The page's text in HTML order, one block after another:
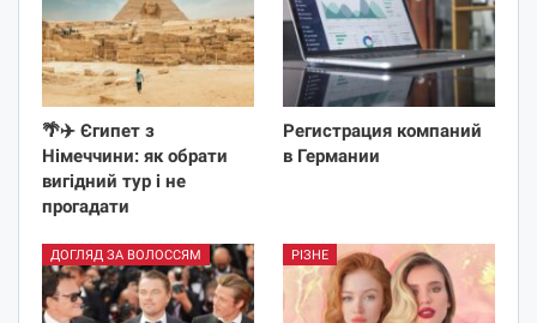
🌴✈️ Єгипет з
Німеччини: як обрати
вигідний тур і не
прогадати
Регистрация компаний
в Германии
ДОГЛЯД ЗА ВОЛОССЯМ РІЗНЕ